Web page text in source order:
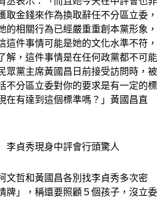
取金錢來作為換取辭任不分區立委，
的相關行為已經嚴重重創本黨形象，
這件事情可能是她的文化水準不符，
解，這件事情是在任何政黨都不可能
眾黨主席黃國昌日前接受訪問時，被
不分區立委對你的要求是有一定的標
在有達到這個標準嗎？」黃國昌直
李貞秀現身中評會行頭驚人
文哲和黃國昌各別找李貞秀多次密
牌」，稱還要照顧５個孩子，沒立委